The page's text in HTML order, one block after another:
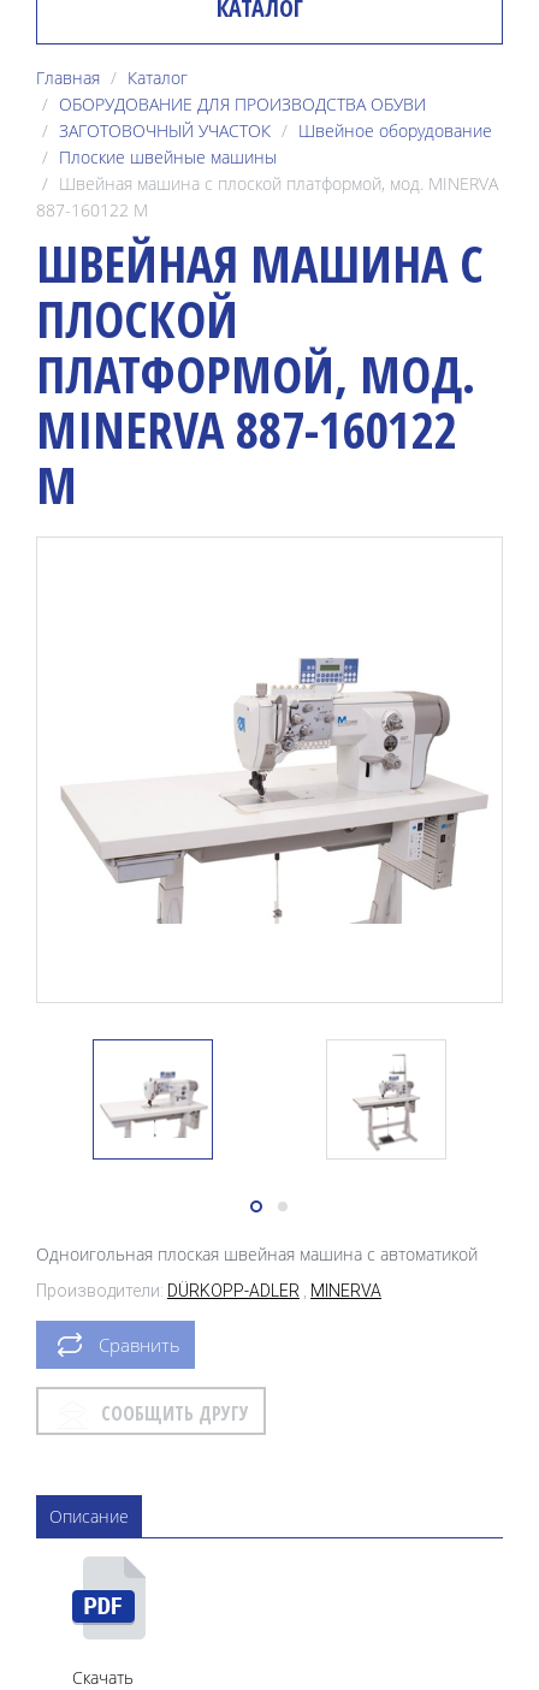
КАТАЛОГ
Главная
Каталог
ОБОРУДОВАНИЕ ДЛЯ ПРОИЗВОДСТВА ОБУВИ
ЗАГОТОВОЧНЫЙ УЧАСТОК
Швейное оборудование
Плоские швейные машины
Швейная машина с плоской платформой, мод. MINERVA
887-160122 M
ШВЕЙНАЯ МАШИНА С
ПЛОСКОЙ
ПЛАТФОРМОЙ, МОД.
MINERVA 887-160122
M
Одноигольная плоская швейная машина с автоматикой
Производители: DÜRKOPP-ADLER MINERVA
Сравнить
СООБЩИТЬ ДРУГУ
Описание
Скачать